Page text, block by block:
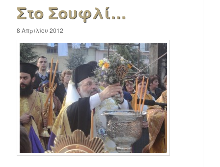
Στο Σουφλί…
8 Απριλίου 2012